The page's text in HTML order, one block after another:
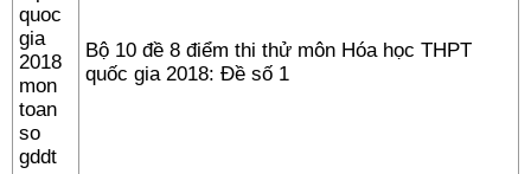
Bộ 10 đề 8 điểm thi thử môn Hóa học THPT
quốc gia 2018: Đề số 1